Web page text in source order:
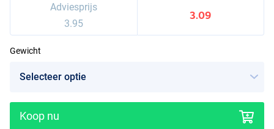
Adviesprijs
3.95
3.09
Gewicht
Koop nu